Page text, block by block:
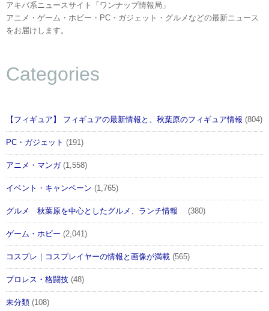
アキバ系ニュースサイト「ワンナップ情報局」
アニメ・ゲーム・ホビー・PC・ガジェット・グルメなどの最新ニュース
をお届けします。
Categories
【フィギュア】 フィギュアの最新情報と、秋葉原のフィギュア情報 (804)
PC・ガジェット (191)
アニメ・マンガ(1,558)
イベント・キャンペーン (1,765)
グルメ 秋葉原を中心としたグルメ、ランチ情報 (380)
ゲーム・ホビー (2,041)
コスプレ｜コスプレイヤーの情報と画像が満載 (565)
プロレス・格闘技 (48)
未分類 (108)